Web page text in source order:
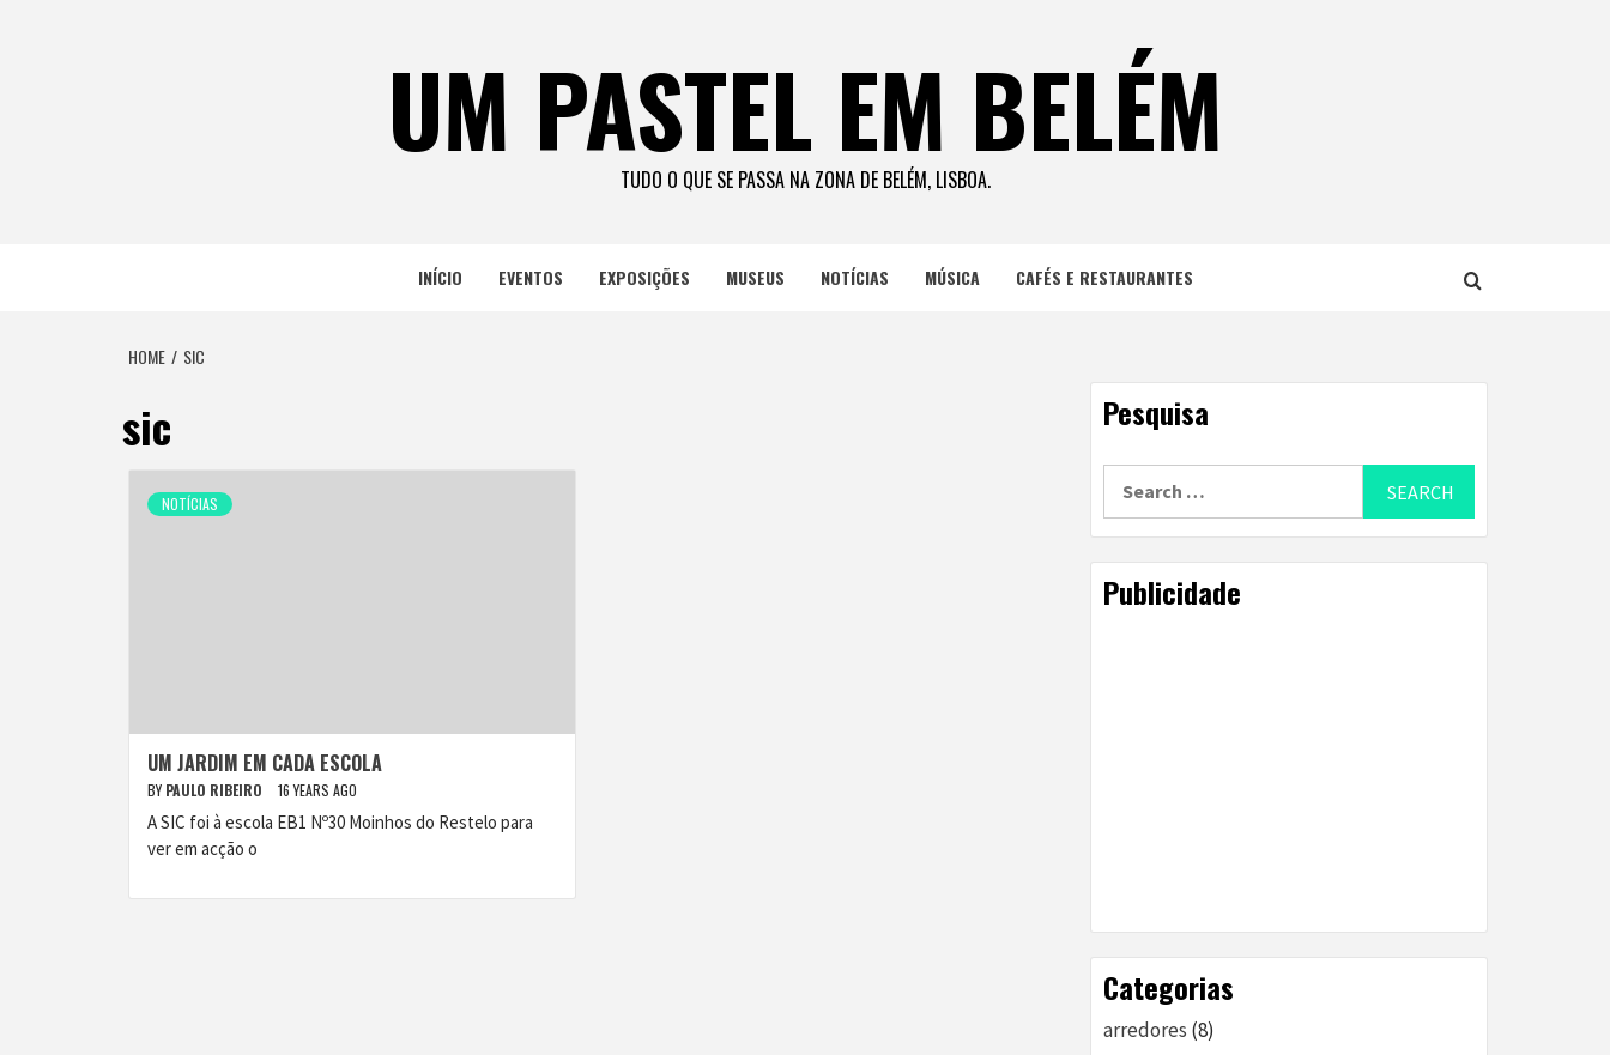
UM PASTEL EM BELÉM
TUDO O QUE SE PASSA NA ZONA DE BELÉM, LISBOA.
INÍCIO EVENTOS EXPOSIÇÕES MUSEUS NOTÍCIAS MÚSICA CAFÉS E RESTAURANTES
HOME SIC
sic
NOTÍCIAS
UM JARDIM EM CADA ESCOLA
BY PAULO RIBEIRO 16 YEARS AGO
A SIC foi à escola EB1 Nº30 Moinhos do Restelo para
ver em acção o
Pesquisa
Publicidade
Categorias
arredores (8)